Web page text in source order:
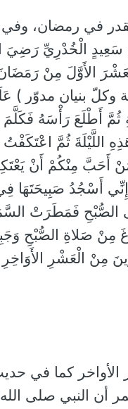
في رمضان، وفي
الْخُدْرِيِّ رَضِيَ
الأَوَّلَ مِنْ
وكلّ بنيان مدوّر
ثُمَّ أَطْلَعَ رَأْسَهُ
اللَّيْلَةَ ثُمَّ
أَحَبَّ مِنْكُمْ أَنْ
وَإِنِّي أَسْجُدُ
الصُّبْحِ فَمَطَرَتْ
صَلاةِ الصُّبْحِ
مِنْ الْعَشْرِ
الأواخر كما في
أن النبي صلى